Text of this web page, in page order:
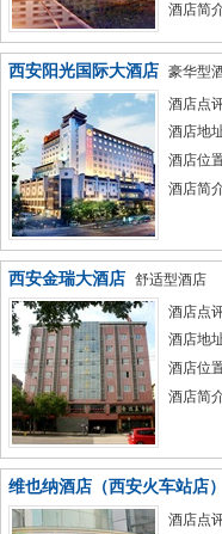
酒店简
西安阳光国际大酒店 豪华型
酒店点
酒店地
酒店位
酒店简
西安金瑞大酒店 舒适型酒店
酒店点
酒店地
酒店位
酒店简
维也纳酒店（西安火车站店）
酒店点